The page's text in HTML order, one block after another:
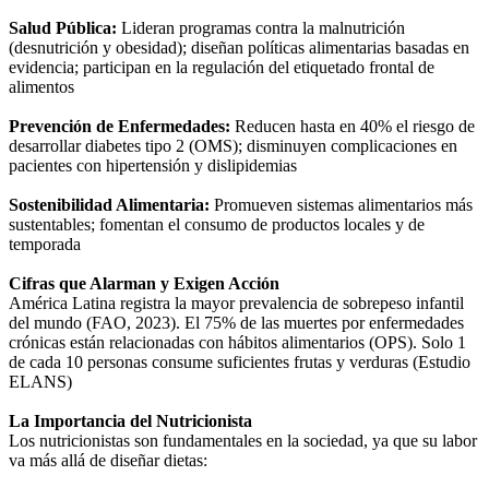
Salud Pública: Lideran programas contra la malnutrición
(desnutrición y obesidad); diseñan políticas alimentarias basadas en
evidencia; participan en la regulación del etiquetado frontal de
alimentos
Prevención de Enfermedades: Reducen hasta en 40% el riesgo de
desarrollar diabetes tipo 2 (OMS); disminuyen complicaciones en
pacientes con hipertensión y dislipidemias
Sostenibilidad Alimentaria: Promueven sistemas alimentarios más
sustentables; fomentan el consumo de productos locales y de
temporada
Cifras que Alarman y Exigen Acción
América Latina registra la mayor prevalencia de sobrepeso infantil
del mundo (FAO, 2023). El 75% de las muertes por enfermedades
crónicas están relacionadas con hábitos alimentarios (OPS). Solo 1
de cada 10 personas consume suficientes frutas y verduras (Estudio
ELANS)
La Importancia del Nutricionista
Los nutricionistas son fundamentales en la sociedad, ya que su labor
va más allá de diseñar dietas: